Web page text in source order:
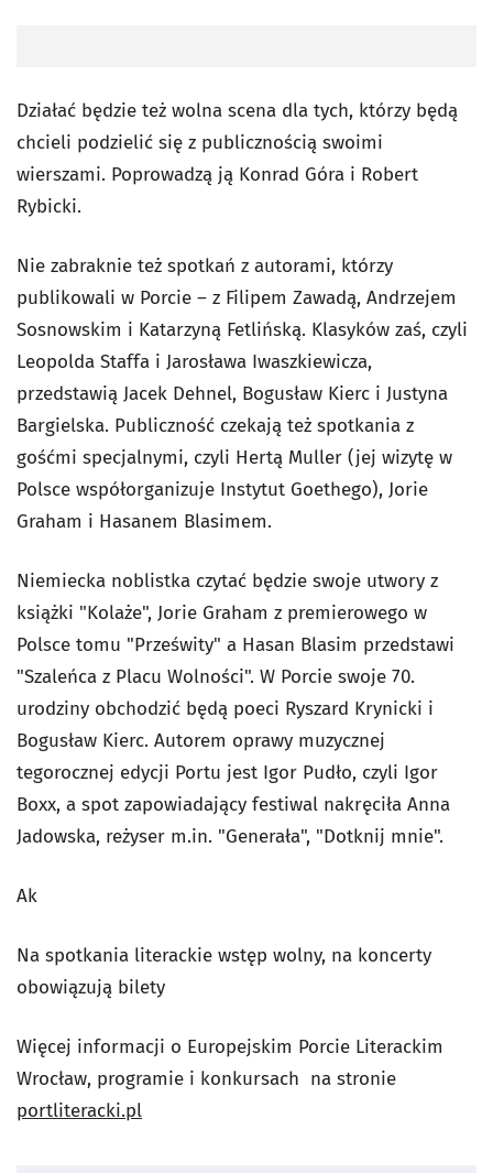
Działać będzie też wolna scena dla tych, którzy będą
chcieli podzielić się z publicznością swoimi
wierszami. Poprowadzą ją Konrad Góra i Robert
Rybicki.
Nie zabraknie też spotkań z autorami, którzy
publikowali w Porcie – z Filipem Zawadą, Andrzejem
Sosnowskim i Katarzyną Fetlińską. Klasyków zaś, czyli
Leopolda Staffa i Jarosława Iwaszkiewicza,
przedstawią Jacek Dehnel, Bogusław Kierc i Justyna
Bargielska. Publiczność czekają też spotkania z
gośćmi specjalnymi, czyli Hertą Muller (jej wizytę w
Polsce współorganizuje Instytut Goethego), Jorie
Graham i Hasanem Blasimem.
Niemiecka noblistka czytać będzie swoje utwory z
książki "Kolaże", Jorie Graham z premierowego w
Polsce tomu "Prześwity" a Hasan Blasim przedstawi
"Szaleńca z Placu Wolności". W Porcie swoje 70.
urodziny obchodzić będą poeci Ryszard Krynicki i
Bogusław Kierc. Autorem oprawy muzycznej
tegorocznej edycji Portu jest Igor Pudło, czyli Igor
Boxx, a spot zapowiadający festiwal nakręciła Anna
Jadowska, reżyser m.in. "Generała", "Dotknij mnie".
Ak
Na spotkania literackie wstęp wolny, na koncerty
obowiązują bilety
Więcej informacji o Europejskim Porcie Literackim
Wrocław, programie i konkursach na stronie
portliteracki.pl